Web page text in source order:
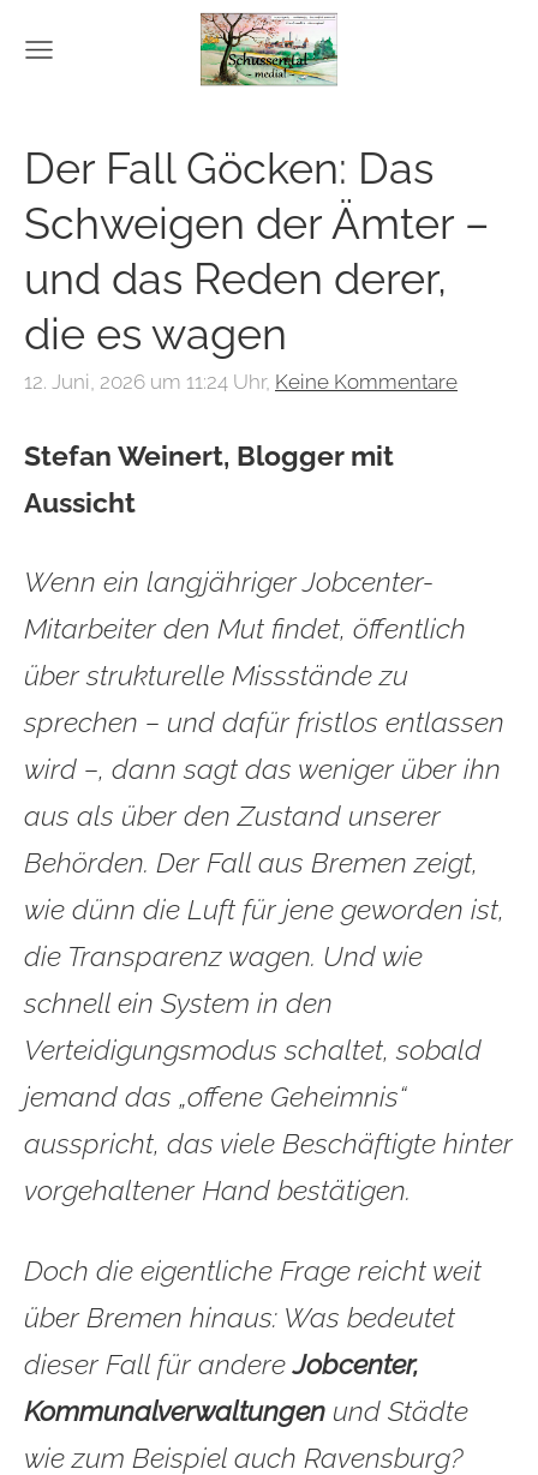
Der Fall Göcken: Das
Schweigen der Ämter –
und das Reden derer,
die es wagen
12. Juni, 2026 um 11:24 Uhr, Keine Kommentare
Stefan Weinert, Blogger mit
Aussicht
Wenn ein langjähriger Jobcenter-
Mitarbeiter den Mut findet, öffentlich
über strukturelle Missstände zu
sprechen – und dafür fristlos entlassen
wird –, dann sagt das weniger über ihn
aus als über den Zustand unserer
Behörden. Der Fall aus Bremen zeigt,
wie dünn die Luft für jene geworden ist,
die Transparenz wagen. Und wie
schnell ein System in den
Verteidigungsmodus schaltet, sobald
jemand das „offene Geheimnis“
ausspricht, das viele Beschäftigte hinter
vorgehaltener Hand bestätigen.
Doch die eigentliche Frage reicht weit
über Bremen hinaus: Was bedeutet
dieser Fall für andereJobcenter,
Kommunalverwaltungen und Städte
wie zum Beispiel auch Ravensburg?